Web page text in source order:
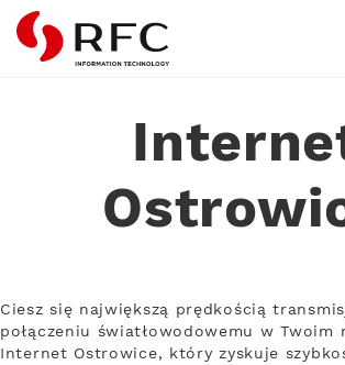
RFC
Ciesz się największą prędkością
połączeniu światłowodowemu w Twoim
Internet Ostrowice, który zyskuje